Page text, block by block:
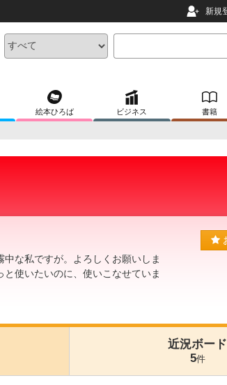
新規
絵本ひろば ビジネス 書籍
な私ですが。よろしくお願いしま
使いたいのに、使いこなせていま
近況ボード
5件